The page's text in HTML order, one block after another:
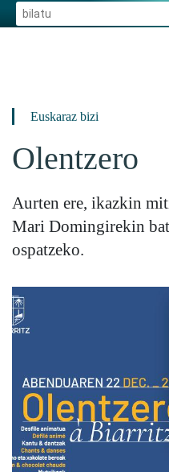
Euskaraz bizi
Olentzero
Aurten ere, ikazkin
Mari Domingirekin
ospatzeko.